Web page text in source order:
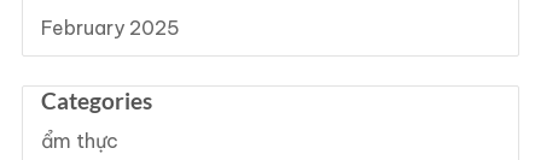
February 2025
Categories
ẩm thực